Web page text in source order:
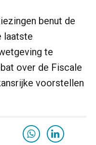
benut de
laatste
te
over de Fiscale
voorstellen
centraal beheren:
AI-boekhouder
bankrekeningen koppelen
Exact Online en